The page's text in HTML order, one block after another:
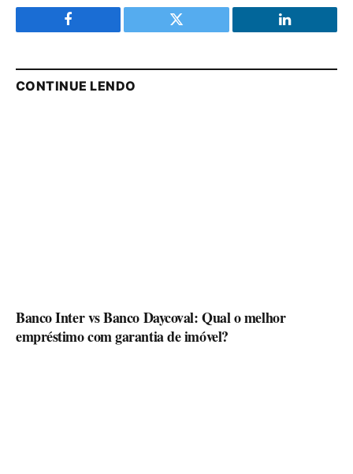
Facebook Twitter LinkedIn
CONTINUE LENDO
Banco Inter vs Banco Daycoval: Qual o melhor
empréstimo com garantia de imóvel?